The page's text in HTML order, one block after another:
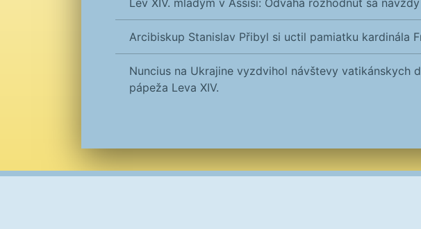
Lev XIV. mladým v Assisi: Odvaha rozhodnúť sa
Arcibiskup Stanislav Přibyl si uctil pamiatku kardinála
Nuncius na Ukrajine vyzdvihol návštevy vatikánskych
pápeža Leva XIV.